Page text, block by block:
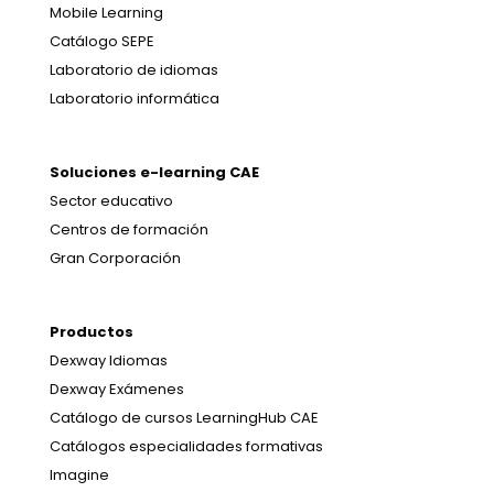
Mobile Learning
Catálogo SEPE
Laboratorio de idiomas
Laboratorio informática
Soluciones e-learning CAE
Sector educativo
Centros de formación
Gran Corporación
Productos
Dexway Idiomas
Dexway Exámenes
Catálogo de cursos LearningHub CAE
Catálogos especialidades formativas
Imagine